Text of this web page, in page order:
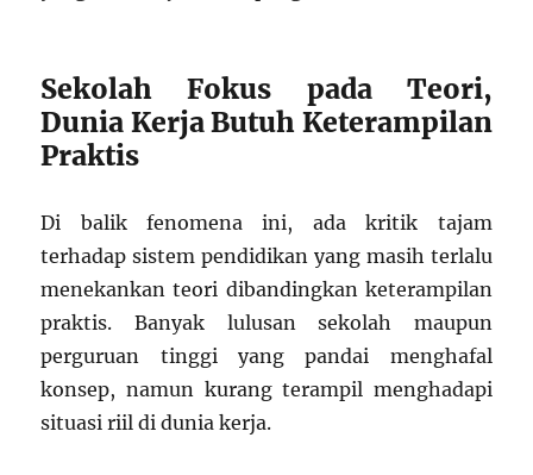
Sekolah Fokus pada Teori,
Dunia Kerja Butuh Keterampilan
Praktis
Di balik fenomena ini, ada kritik tajam
terhadap sistem pendidikan yang masih terlalu
menekankan teori dibandingkan keterampilan
praktis. Banyak lulusan sekolah maupun
perguruan tinggi yang pandai menghafal
konsep, namun kurang terampil menghadapi
situasi riil di dunia kerja.